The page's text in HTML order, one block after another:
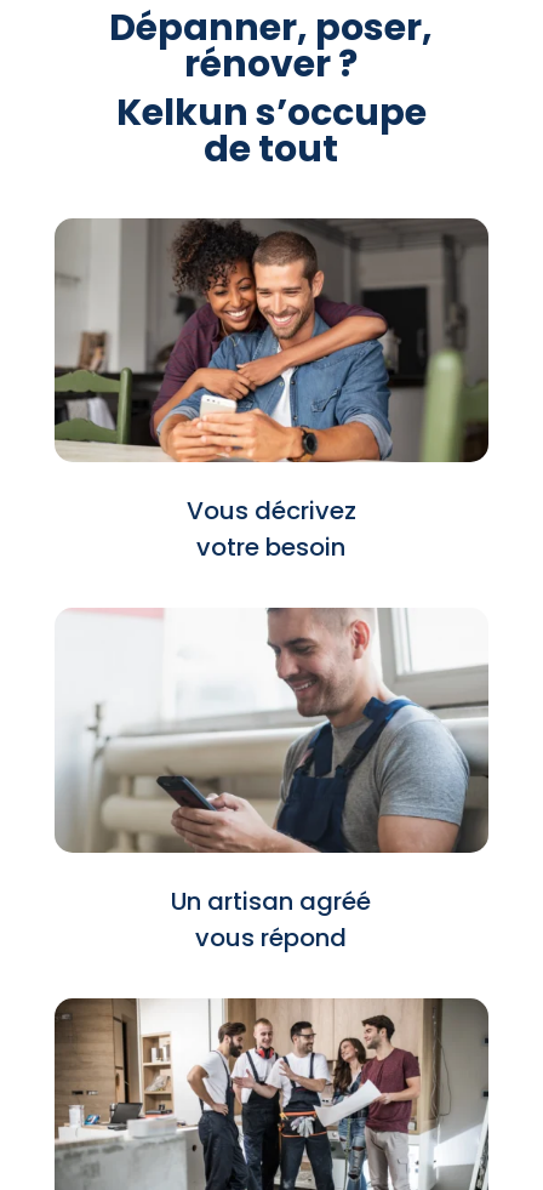
Dépanner, poser,
rénover ?
Kelkun s’occupe
de tout
Vous décrivez
votre besoin
Un artisan agréé
vous répond